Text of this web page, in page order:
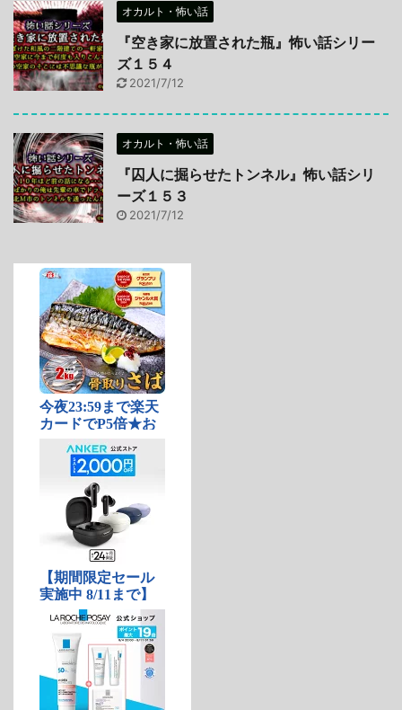
オカルト・怖い話
『空き家に放置された瓶』怖い話シリー
ズ１５４
2021/7/12
オカルト・怖い話
『囚人に掘らせたトンネル』怖い話シリ
ーズ１５３
2021/7/12